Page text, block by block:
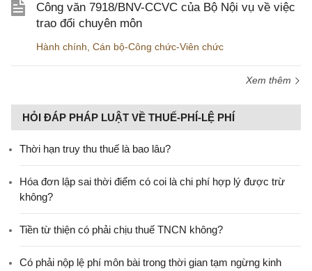
Công văn 7918/BNV-CCVC của Bộ Nội vụ về việc
trao đổi chuyên môn
Hành chính Cán bộ-Công chức-Viên chức
Xem thêm
HỎI ĐÁP PHÁP LUẬT VỀ THUẾ-PHÍ-LỆ PHÍ
Thời hạn truy thu thuế là bao lâu?
Hóa đơn lập sai thời điểm có coi là chi phí hợp lý được trừ
không?
Tiền từ thiện có phải chịu thuế TNCN không?
Có phải nộp lệ phí môn bài trong thời gian tạm ngừng kinh